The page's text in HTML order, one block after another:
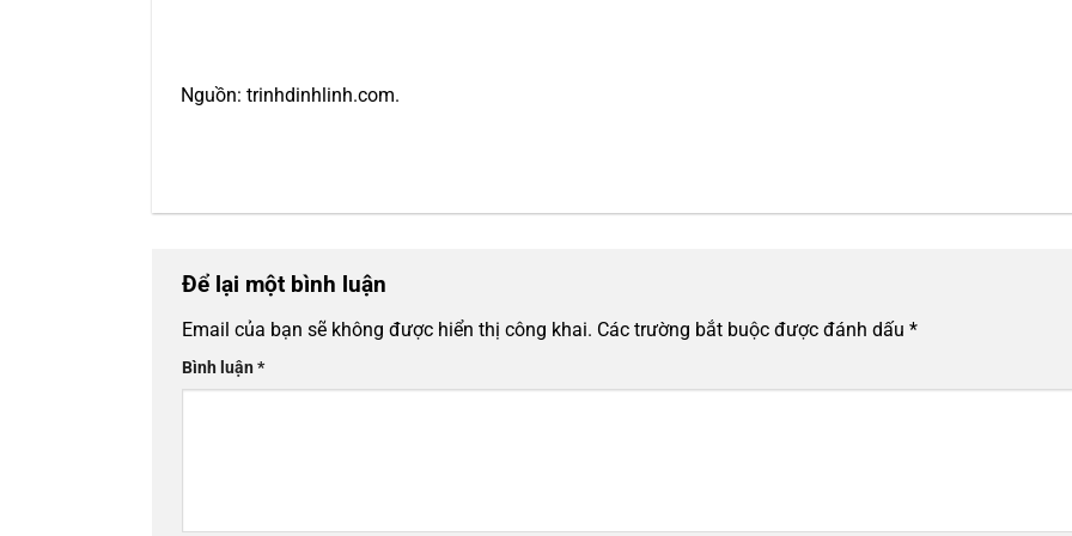
Nguồn: trinhdinhlinh.com.
Để lại một bình luận
Email của bạn sẽ không được hiển thị công khai. Các trường bắt buộc được đánh dấu *
Bình luận*